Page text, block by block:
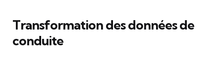
Transformation des données de
conduite